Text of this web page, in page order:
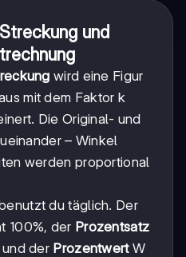
und
wird eine Figur
mit dem Faktor k
Die Original- und
– Winkel
werden proportional
du täglich. Der
100%, der Prozentsatz
der ProzentwertW